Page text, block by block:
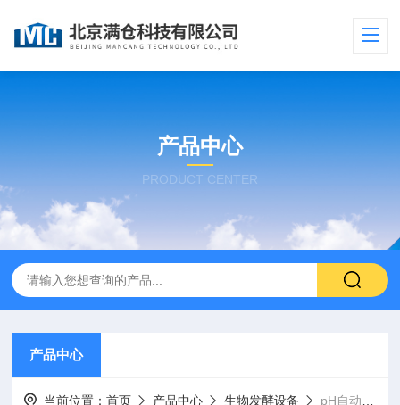
产品中心
PRODUCT CENTER
产品中心
当前位置：首页 产品中心 生物发酵设备 pH自动控制仪